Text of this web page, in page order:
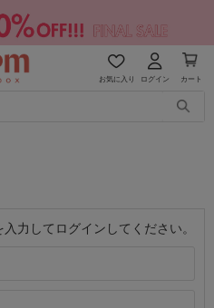
お気に入り ログイン カート
力してログインしてください。